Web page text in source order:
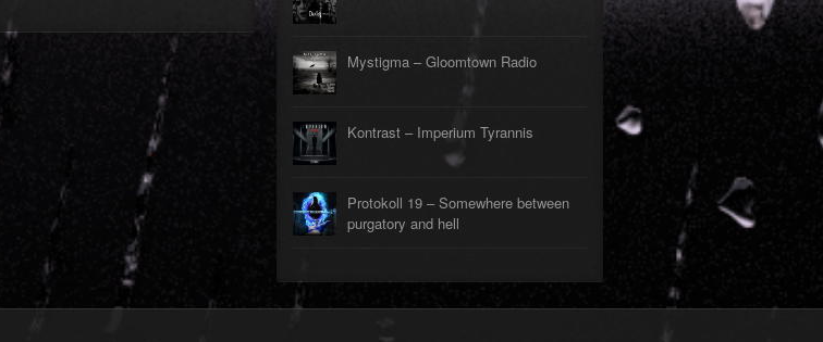
►
►
►
►
►
Mystigma – Gloomtown Radio
Kontrast – Imperium Tyrannis
Protokoll 19 – Somewhere between
purgatory and hell